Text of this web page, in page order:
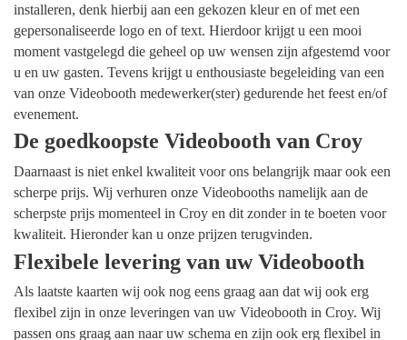
installeren, denk hierbij aan een gekozen kleur en of met een
gepersonaliseerde logo en of text. Hierdoor krijgt u een mooi
moment vastgelegd die geheel op uw wensen zijn afgestemd voor
u en uw gasten. Tevens krijgt u enthousiaste begeleiding van een
van onze Videobooth medewerker(ster) gedurende het feest en/of
evenement.
De goedkoopste Videobooth van Croy
Daarnaast is niet enkel kwaliteit voor ons belangrijk maar ook een
scherpe prijs. Wij verhuren onze Videobooths namelijk aan de
scherpste prijs momenteel in Croy en dit zonder in te boeten voor
kwaliteit. Hieronder kan u onze prijzen terugvinden.
Flexibele levering van uw Videobooth
Als laatste kaarten wij ook nog eens graag aan dat wij ook erg
flexibel zijn in onze leveringen van uw Videobooth in Croy. Wij
passen ons graag aan naar uw schema en zijn ook erg flexibel in